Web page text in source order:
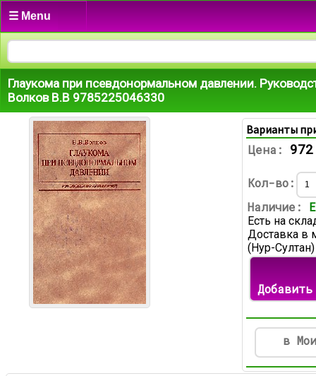
☰ Menu
Глаукома при псевдонормальном давлении.
Волков В.В 9785225046330
Варианты
Цена:
Кол-во:
Наличие:
Есть на
Доставка в
(Нур-
в